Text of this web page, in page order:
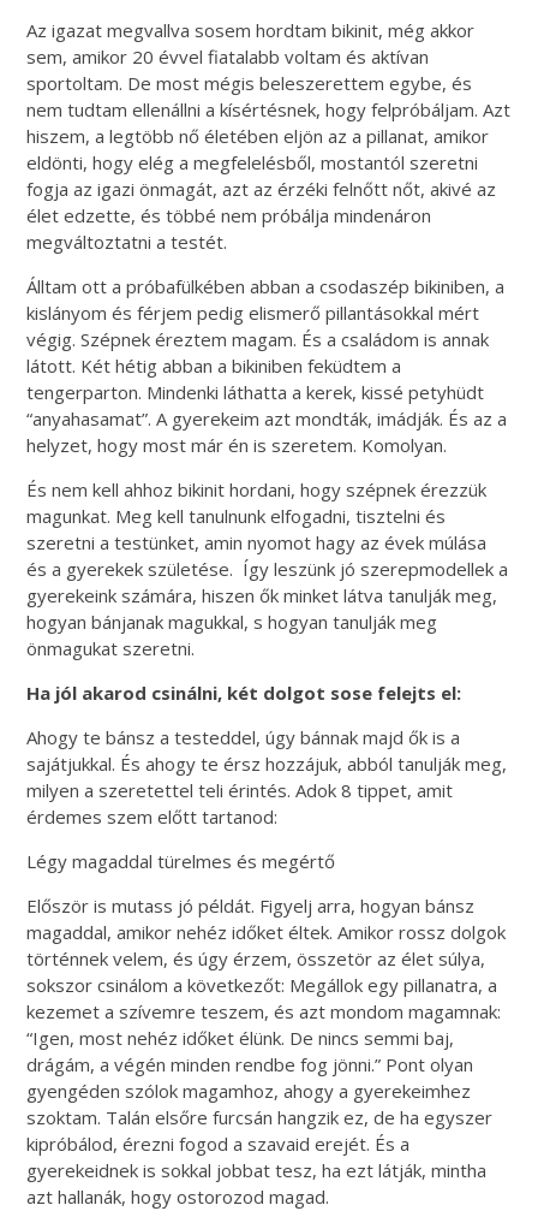
Az igazat megvallva sosem hordtam bikinit, még akkor
sem, amikor 20 évvel fiatalabb voltam és aktívan
sportoltam. De most mégis beleszerettem egybe, és
nem tudtam ellenállni a kísértésnek, hogy felpróbáljam. Azt
hiszem, a legtöbb nő életében eljön az a pillanat, amikor
eldönti, hogy elég a megfelelésből, mostantól szeretni
fogja az igazi önmagát, azt az érzéki felnőtt nőt, akivé az
élet edzette, és többé nem próbálja mindenáron
megváltoztatni a testét.
Álltam ott a próbafülkében abban a csodaszép bikiniben, a
kislányom és férjem pedig elismerő pillantásokkal mért
végig. Szépnek éreztem magam. És a családom is annak
látott. Két hétig abban a bikiniben feküdtem a
tengerparton. Mindenki láthatta a kerek, kissé petyhüdt
“anyahasamat”. A gyerekeim azt mondták, imádják. És az a
helyzet, hogy most már én is szeretem. Komolyan.
És nem kell ahhoz bikinit hordani, hogy szépnek érezzük
magunkat. Meg kell tanulnunk elfogadni, tisztelni és
szeretni a testünket, amin nyomot hagy az évek múlása
és a gyerekek születése. Így leszünk jó szerepmodellek a
gyerekeink számára, hiszen ők minket látva tanulják meg,
hogyan bánjanak magukkal, s hogyan tanulják meg
önmagukat szeretni.
Ha jól akarod csinálni, két dolgot sose felejts el:
Ahogy te bánsz a testeddel, úgy bánnak majd ők is a
sajátjukkal. És ahogy te érsz hozzájuk, abból tanulják meg,
milyen a szeretettel teli érintés. Adok 8 tippet, amit
érdemes szem előtt tartanod:
Légy magaddal türelmes és megértő
Először is mutass jó példát. Figyelj arra, hogyan bánsz
magaddal, amikor nehéz időket éltek. Amikor rossz dolgok
történnek velem, és úgy érzem, összetör az élet súlya,
sokszor csinálom a következőt: Megállok egy pillanatra, a
kezemet a szívemre teszem, és azt mondom magamnak:
“Igen, most nehéz időket élünk. De nincs semmi baj,
drágám, a végén minden rendbe fog jönni.” Pont olyan
gyengéden szólok magamhoz, ahogy a gyerekeimhez
szoktam. Talán elsőre furcsán hangzik ez, de ha egyszer
kipróbálod, érezni fogod a szavaid erejét. És a
gyerekeidnek is sokkal jobbat tesz, ha ezt látják, mintha
azt hallanák, hogy ostorozod magad.